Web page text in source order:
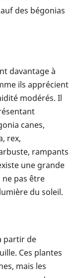
des bégonias
davantage à
ils apprécient
modérés. Il
canes,
rex,
rampants
une grande
pas être
du soleil.
partir de
Ces plantes
mais les